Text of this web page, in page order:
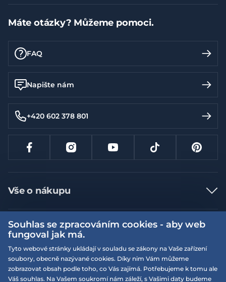
Máte otázky? Můžeme pomoci.
FAQ
Napište nám
+420 602 378 801
Vše o nákupu
Jak nakupovat
Nejčastější dotazy
Doprava a platba
Vrácení a výměna zboží
Reklamace
Více informací
Obchodní podmínky
Podmínky EQS věrnostního klubu
Naše prodejny
Souhlas se zpracováním cookies - aby web
fungoval jak má.
Tyto webové stránky ukládají v souladu se zákony na Vaše zařízení
soubory, obecně nazývané cookies. Díky nim Vám můžeme
zobrazovat obsah podle toho, co Vás zajímá. Potřebujeme k tomu ale
Váš souhlas. Na Vašem soukromí nám záleží, s Vašimi daty budeme